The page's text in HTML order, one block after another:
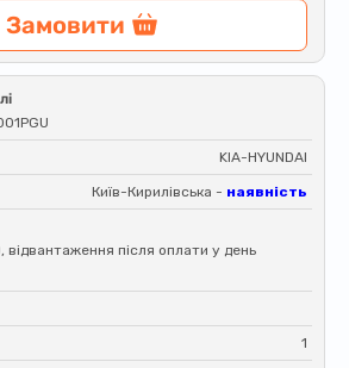
Замовити
KIA-HYUNDAI
Київ-Кирилівська - наявність
відвантаження після оплати у день
1